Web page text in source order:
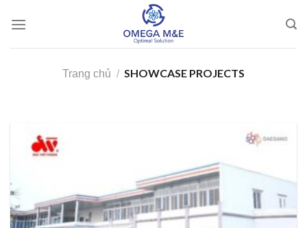
Trang chủ / SHOWCASE PROJECTS